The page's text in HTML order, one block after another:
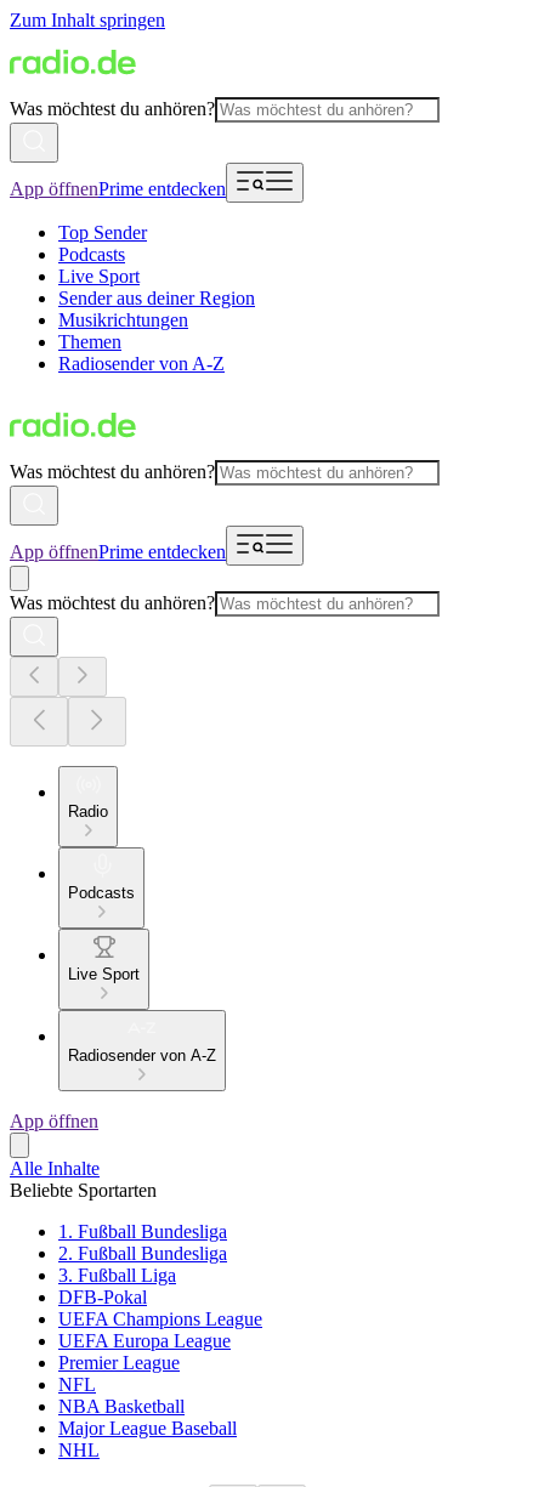
Zum Inhalt springen
Was möchtest du anhören?
App öffnenPrime entdecken
Top Sender
Podcasts
Live Sport
Sender aus deiner Region
Musikrichtungen
Themen
Radiosender von A-Z
Was möchtest du anhören?
App öffnenPrime entdecken
Was möchtest du anhören?
Radio
Podcasts
Live Sport
Radiosender von A-Z
App öffnen
Alle Inhalte
Beliebte Sportarten
1. Fußball Bundesliga
2. Fußball Bundesliga
3. Fußball Liga
DFB-Pokal
UEFA Champions League
UEFA Europa League
Premier League
NFL
NBA Basketball
Major League Baseball
NHL